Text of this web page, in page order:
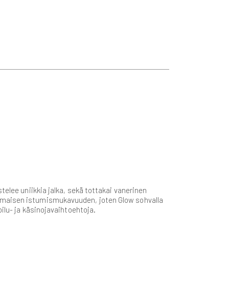
uniikkia jalka, sekä tottakai vanerinen
istumismukavuuden, joten Glow sohvalla
ja käsinojavaihtoehtoja.